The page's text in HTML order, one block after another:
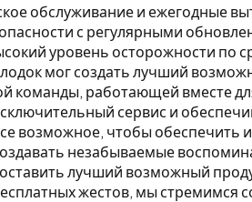
обслуживание и ежегодные
с регулярными
уровень осторожности
мог создать лучший
команды, работающей вместе
сервис и
возможное, чтобы обеспечить
незабываемые
лучший возможный
жестов, мы